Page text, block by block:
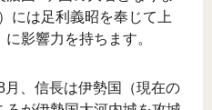
には足利義昭を奉じて上
影響力を持ちます。
、信長は伊勢国（現在の